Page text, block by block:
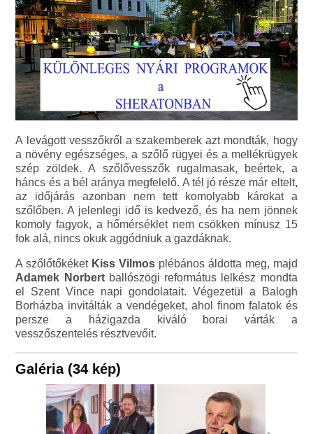
A levágott vesszőkről a szakemberek azt mondták, hogy
a növény egészséges, a szőlő rügyei és a mellékrügyek
szép zöldek. A szőlővesszők rugalmasak, beértek, a
háncs és a bél aránya megfelelő. A tél jó része már eltelt,
az időjárás azonban nem tett komolyabb károkat a
szőlőben. A jelenlegi idő is kedvező, és ha nem jönnek
komoly fagyok, a hőmérséklet nem csökken mínusz 15
fok alá, nincs okuk aggódniuk a gazdáknak.
A szőlőtőkéket Kiss Vilmos plébános áldotta meg, majd
Adamek Norbertballószögi református lelkész mondta
el Szent Vince napi gondolatait. Végezetül a Balogh
Borházba invitálták a vendégeket, ahol finom falatok és
persze a házigazda kiváló borai várták a
vesszőszentelés résztvevőit.
Galéria (34 kép)